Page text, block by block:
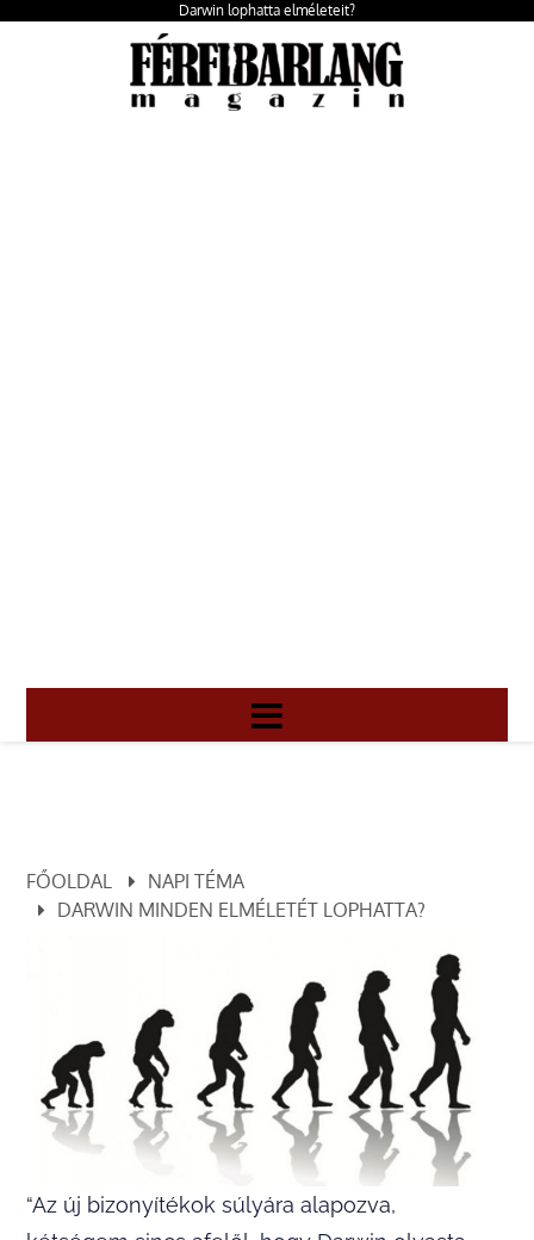
Darwin lophatta elméleteit?
FŐOLDAL
NAPI TÉMA
DARWIN MINDEN ELMÉLETÉT LOPHATTA?
“Az új bizonyítékok súlyára alapozva,